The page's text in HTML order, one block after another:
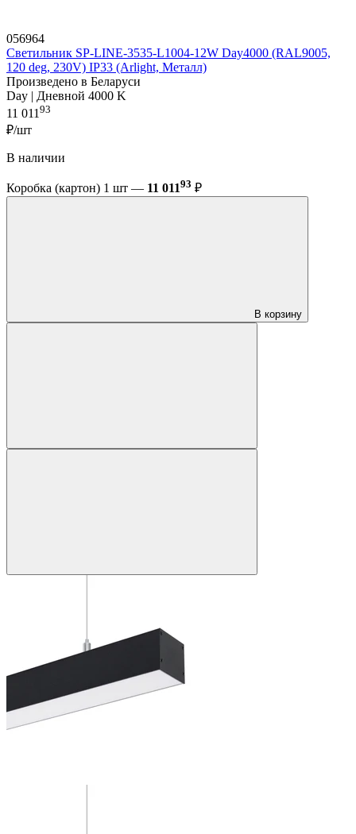
056964
Светильник SP-LINE-3535-L1004-12W Day4000 (RAL9005,
120 deg, 230V) IP33 (Arlight, Металл)
Произведено в Беларуси
Day | Дневной 4000 K
11 011 93
₽/шт
В наличии
Коробка (картон) 1 шт — 11 01193 ₽
В корзину